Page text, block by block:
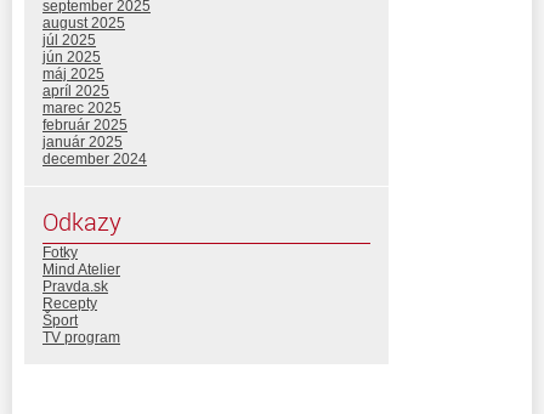
september 2025
august 2025
júl 2025
jún 2025
máj 2025
apríl 2025
marec 2025
február 2025
január 2025
december 2024
Odkazy
Fotky
Mind Atelier
Pravda.sk
Recepty
Šport
TV program